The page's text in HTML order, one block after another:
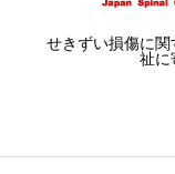
せきずい損傷に
祉に